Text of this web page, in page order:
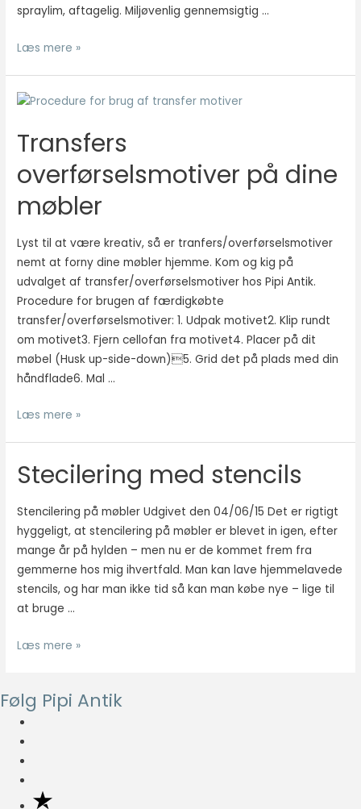
spraylim, aftagelig. Miljøvenlig gennemsigtig …
Hjemmelavede
Læs mere »
Transfers
overførselsmotiver på dine
møbler
Lyst til at være kreativ, så er tranfers/overførselsmotiver
nemt at forny dine møbler hjemme. Kom og kig på
udvalget af transfer/overførselsmotiver hos Pipi Antik.
Procedure for brugen af færdigkøbte
transfer/overførselsmotiver: 1. Udpak motivet2. Klip rundt
om motivet3. Fjern cellofan fra motivet4. Placer på dit
møbel (Husk up-side-down)5. Grid det på plads med din
håndflade6. Mal …
Transfers
dine
Læs mere »
Stecilering med stencils
Stencilering på møbler Udgivet den 04/06/15 Det er rigtigt
hyggeligt, at stencilering på møbler er blevet in igen, efter
mange år på hylden – men nu er de kommet frem fra
gemmerne hos mig ihvertfald. Man kan lave hjemmelavede
stencils, og har man ikke tid så kan man købe nye – lige til
at bruge …
Stecilering
Læs mere »
Følg Pipi Antik
For at vores
skal fungere
så godt som
Hvis du
nægter disse
cookies,
forsvinder en
del
fra
hjemmesiden.
Marketing
Marketing
cookies
bruges til at
spore
på tværs af
Hensigten er
annoncer,
relevante og
engagerende
for den
enkelte
bruger, og
dermed mere
værdifulde
for udgivere
tredjeparts